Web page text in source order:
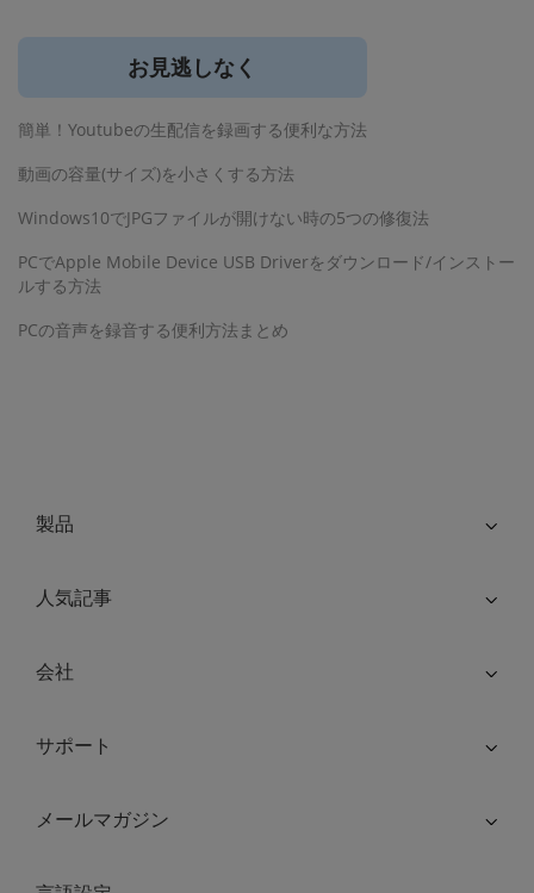
お見逃しなく
簡単！Youtubeの生配信を録画する便利な方法
動画の容量(サイズ)を小さくする方法
Windows10でJPGファイルが開けない時の5つの修復法
PCでApple Mobile Device USB Driverをダウンロード/インストー
ルする方法
PCの音声を録音する便利方法まとめ
製品
人気記事
会社
サポート
メールマガジン